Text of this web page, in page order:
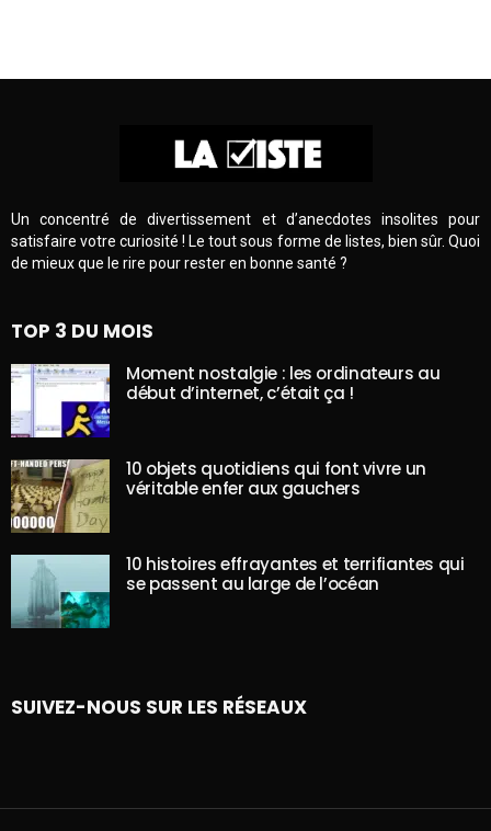
Un concentré de divertissement et d’anecdotes insolites pour
satisfaire votre curiosité ! Le tout sous forme de listes, bien sûr. Quoi
de mieux que le rire pour rester en bonne santé ?
TOP 3 DU MOIS
Moment nostalgie : les ordinateurs au
début d’internet, c’était ça !
10 objets quotidiens qui font vivre un
véritable enfer aux gauchers
10 histoires effrayantes et terrifiantes qui
se passent au large de l’océan
SUIVEZ-NOUS SUR LES RÉSEAUX